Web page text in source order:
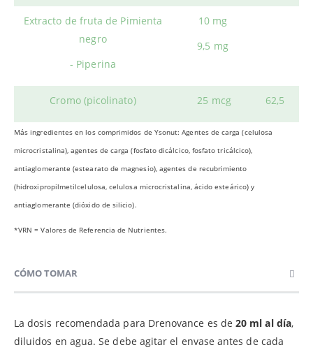
Extracto de fruta de Pimienta
negro
- Piperina
10 mg
9,5 mg
Cromo (picolinato) 25 mcg 62,5
Más ingredientes en los comprimidos de Ysonut: Agentes de carga (celulosa
microcristalina), agentes de carga (fosfato dicálcico, fosfato tricálcico),
antiaglomerante (estearato de magnesio), agentes de recubrimiento
(hidroxipropilmetilcelulosa, celulosa microcristalina, ácido esteárico) y
antiaglomerante (dióxido de silicio).
*VRN = Valores de Referencia de Nutrientes.
CÓMO TOMAR
La dosis recomendada para Drenovance es de20 ml al día,
diluidos en agua. Se debe agitar el envase antes de cada